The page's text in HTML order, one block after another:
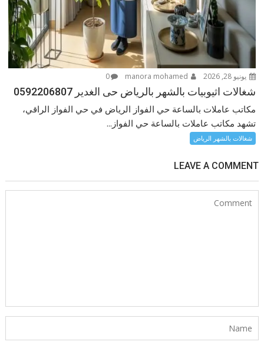
يونيو 28, 2026 0
شغالات اثيوبيات بالشهر بالرياض حى الغدير 0592206807
مكاتب عاملات بالساعة حي الفواز الرياض في حي الفواز الراقي،
تشهد مكاتب عاملات بالساعة حي الفواز...
شغالات بالشهر الرياض
LEAVE A COMMENT